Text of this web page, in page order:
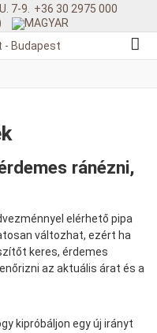
7-9. +36 30 2975 000
ránézni,
elérhető pipa
változhat, ezért ha
keres, érdemes
az aktuális árat és a
kipróbáljon egy új irányt